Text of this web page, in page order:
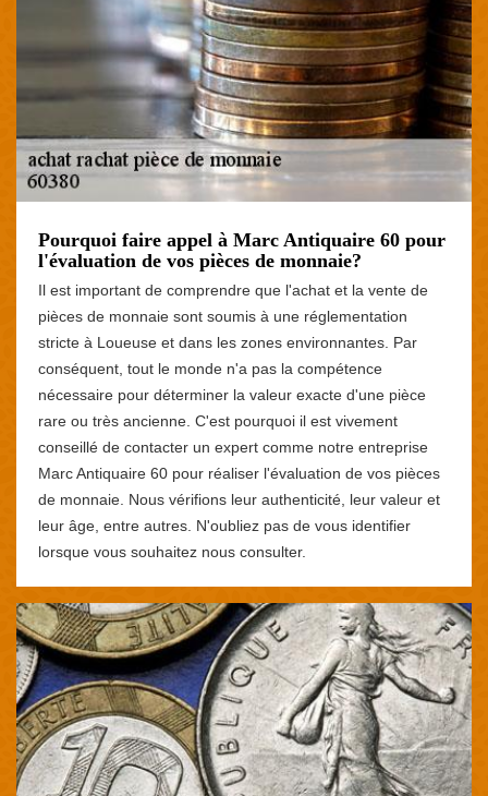
Pourquoi faire appel à Marc Antiquaire 60 pour
l'évaluation de vos pièces de monnaie?
Il est important de comprendre que l'achat et la vente de
pièces de monnaie sont soumis à une réglementation
stricte à Loueuse et dans les zones environnantes. Par
conséquent, tout le monde n'a pas la compétence
nécessaire pour déterminer la valeur exacte d'une pièce
rare ou très ancienne. C'est pourquoi il est vivement
conseillé de contacter un expert comme notre entreprise
Marc Antiquaire 60 pour réaliser l'évaluation de vos pièces
de monnaie. Nous vérifions leur authenticité, leur valeur et
leur âge, entre autres. N'oubliez pas de vous identifier
lorsque vous souhaitez nous consulter.